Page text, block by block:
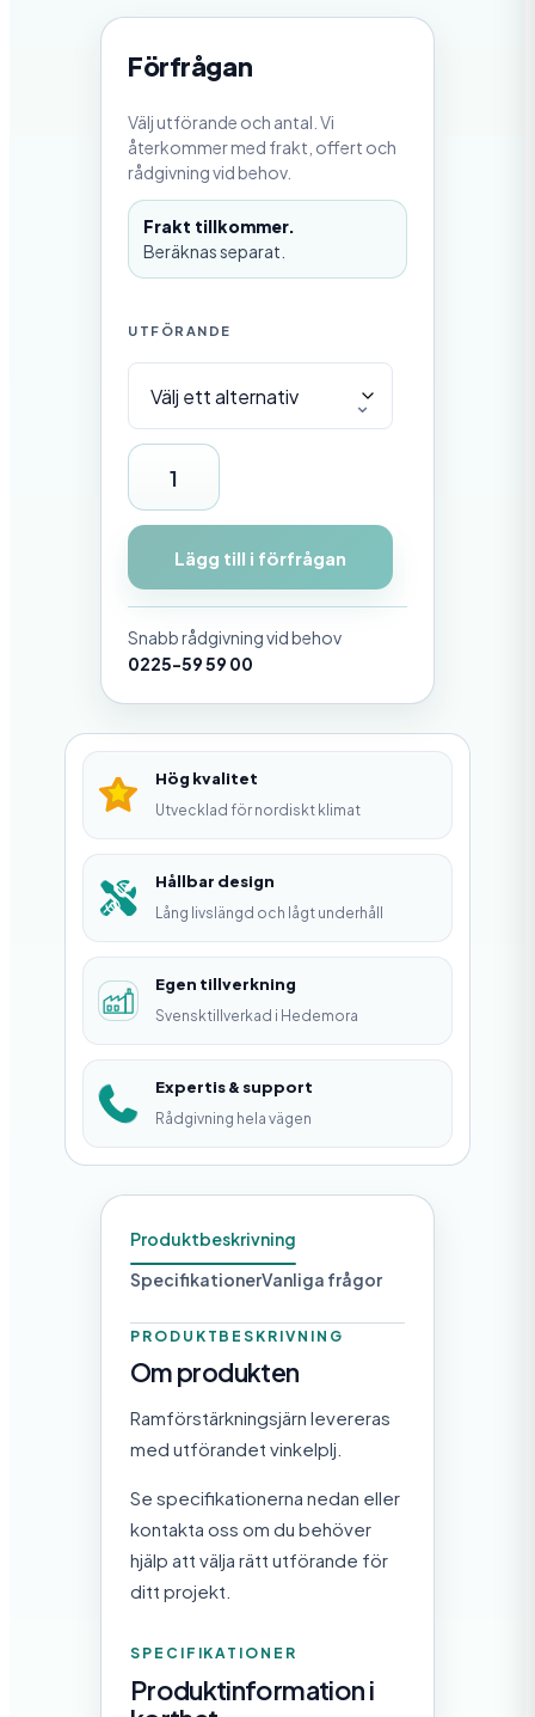
Förfrågan
Välj utförande och antal. Vi
återkommer med frakt, offert och
rådgivning vid behov.
Frakt tillkommer.
Beräknas separat.
UTFÖRANDE
R
a
m
f
ö
r
t
r
k
n
i
n
g
ä
r
n
m
ä
g
d
Lägg till i förfrågan
Snabb rådgivning vid behov
0225-59 59 00
Hög kvalitet
Utvecklad för nordiskt klimat
Hållbar design
Lång livslängd och lågt underhåll
Egen tillverkning
Svensktillverkad i Hedemora
Expertis & support
Rådgivning hela vägen
Produktbeskrivning
SpecifikationerVanliga frågor
PRODUKTBESKRIVNING
Om produkten
Ramförstärkningsjärn levereras
med utförandet vinkelplj.
Se specifikationerna nedan eller
kontakta oss om du behöver
hjälp att välja rätt utförande för
ditt projekt.
SPECIFIKATIONER
Produktinformation i